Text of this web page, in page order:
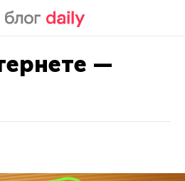
Блог Касперского
—